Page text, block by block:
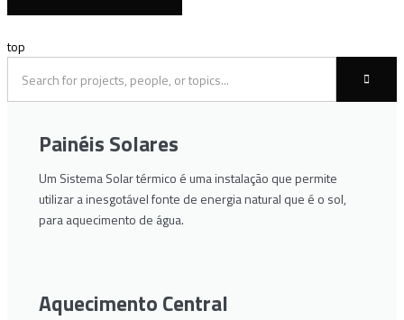
top
Painéis Solares
Um Sistema Solar térmico é uma instalação que permite
utilizar a inesgotável fonte de energia natural que é o sol,
para aquecimento de água.
Aquecimento Central